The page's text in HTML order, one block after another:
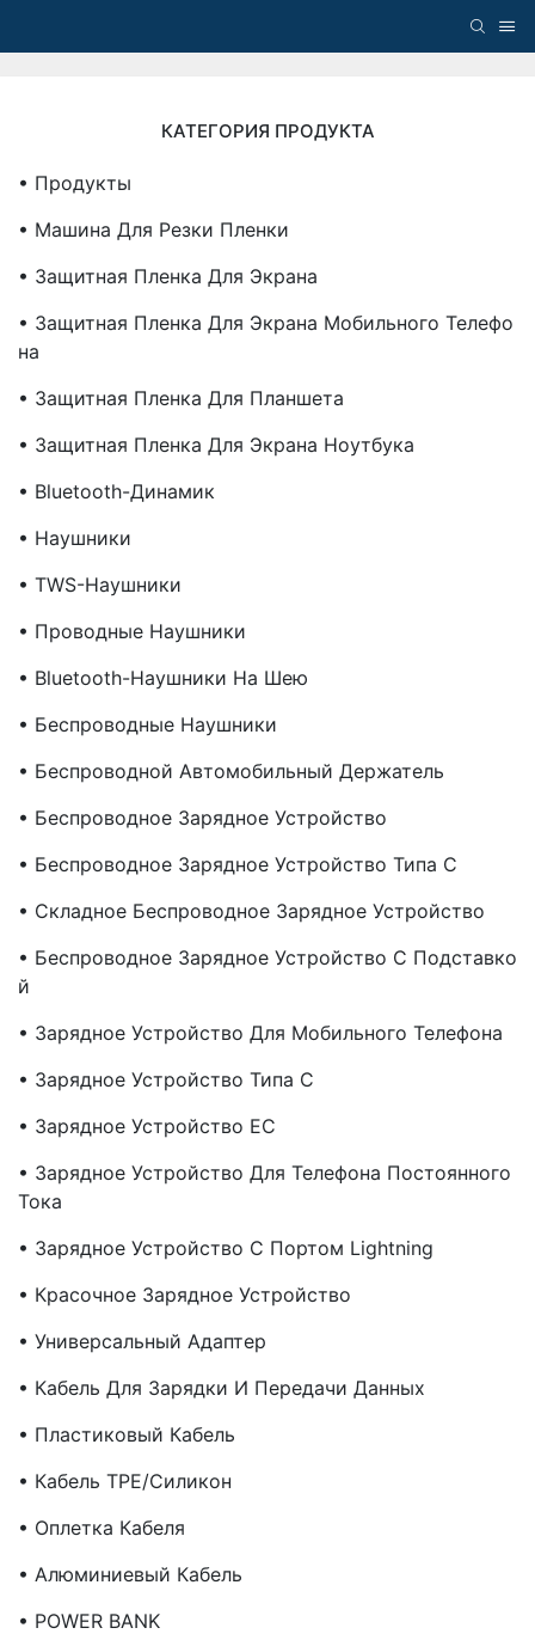
КАТЕГОРИЯ ПРОДУКТА
• Продукты
• Машина Для Резки Пленки
• Защитная Пленка Для Экрана
• Защитная Пленка Для Экрана Мобильного Телефо
На
• Защитная Пленка Для Планшета
• Защитная Пленка Для Экрана Ноутбука
• Bluetooth-Динамик
• Наушники
• TWS-Наушники
• Проводные Наушники
• Bluetooth-Наушники На Шею
• Беспроводные Наушники
• Беспроводной Автомобильный Держатель
• Беспроводное Зарядное Устройство
• Беспроводное Зарядное Устройство Типа C
• Складное Беспроводное Зарядное Устройство
• Беспроводное Зарядное Устройство С Подставко
Й
• Зарядное Устройство Для Мобильного Телефона
• Зарядное Устройство Типа C
• Зарядное Устройство EC
• Зарядное Устройство Для Телефона Постоянного
Тока
• Зарядное Устройство С Портом Lightning
• Красочное Зарядное Устройство
• Универсальный Адаптер
• Кабель Для Зарядки И Передачи Данных
• Пластиковый Кабель
• Кабель TPE/силикон
• Оплетка Кабеля
• Алюминиевый Кабель
• POWER BANK